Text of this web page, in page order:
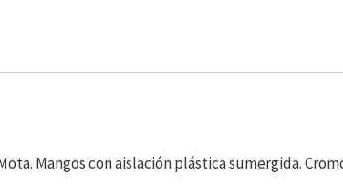
Mangos con aislación plástica sumergida.